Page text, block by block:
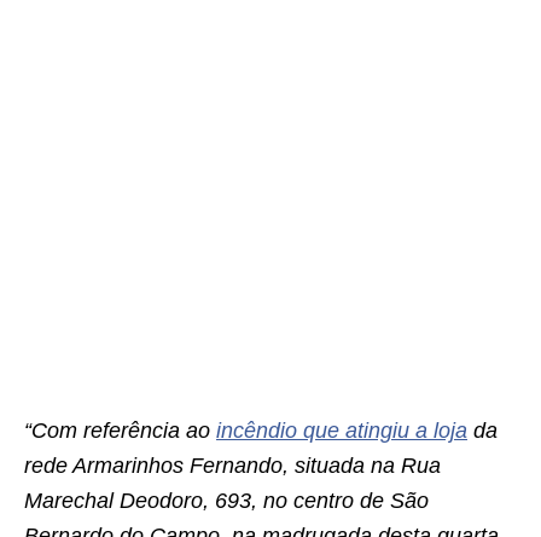
“Com referência ao incêndio que atingiu a loja da
rede Armarinhos Fernando, situada na Rua
Marechal Deodoro, 693, no centro de São